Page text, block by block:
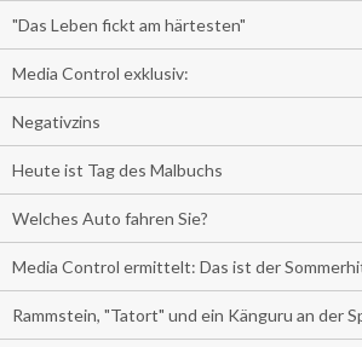
"Das Leben fickt am härtesten"
Media Control exklusiv:
Negativzins
Heute ist Tag des Malbuchs
Welches Auto fahren Sie?
Media Control ermittelt: Das ist der
Rammstein, "Tatort" und ein Känguru an der